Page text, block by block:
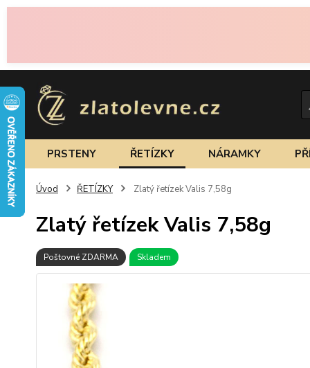
PRSTENY ŘETÍZKY NÁRAMKY
Úvod ŘETÍZKY Zlatý řetízek Valis 7,58g
Zlatý řetízek Valis 7,58g
Poštovné ZDARMA Skladem